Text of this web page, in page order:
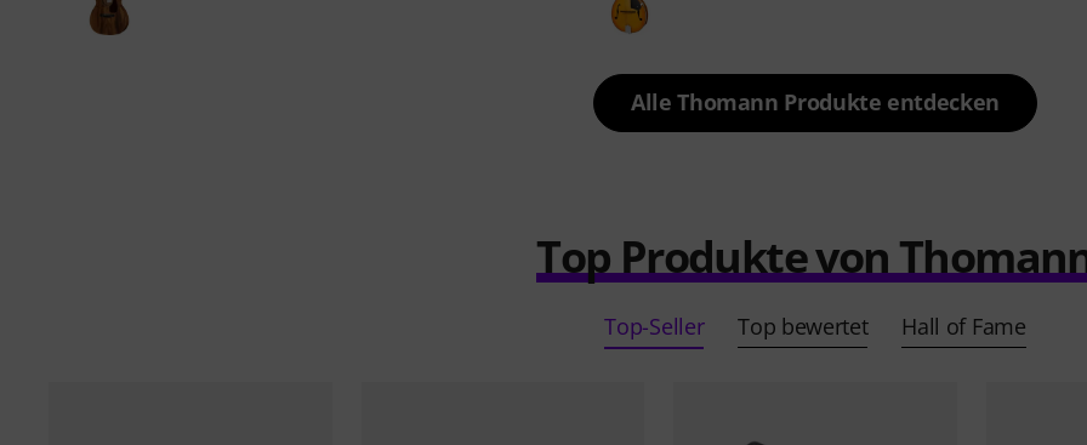
Alle Thomann Produkte entdecken
Top Produkte von
Top-Seller Top bewertet Hall of Fame